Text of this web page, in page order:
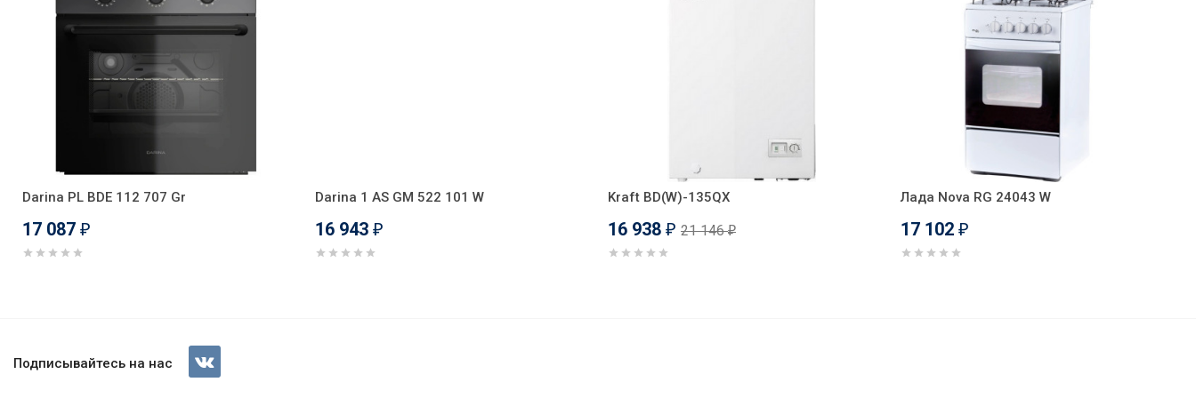
Darina PL BDE 112 707 Gr
17 087 ₽
Darina 1 AS GM 522 101 W
16 943 ₽
Kraft BD(W)-135QX
16 938 ₽ 21 146₽
Лада Nova RG 24043 W
17 102 ₽
Плита электрическая Darina S EM 521 404 W
Подписывайтесь на нас